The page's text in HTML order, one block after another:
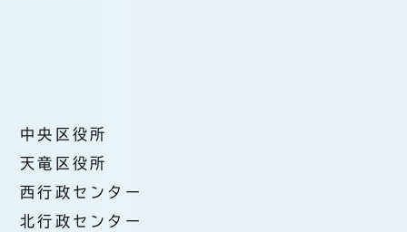
中央区役所
天竜区役所
西行政センター
北行政センター